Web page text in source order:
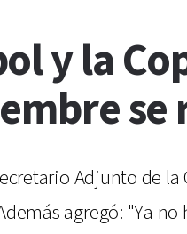
y la
se
Adjunto de
agregó: "Ya